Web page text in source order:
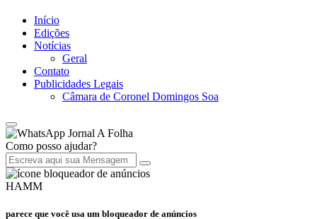
Início
Edições
Notícias
Geral
Contato
Publicidades Legais
Câmara de Coronel Domingos Soa
Jornal A Folha
Como posso ajudar?
HAMM
parece que você usa um bloqueador de anúncios